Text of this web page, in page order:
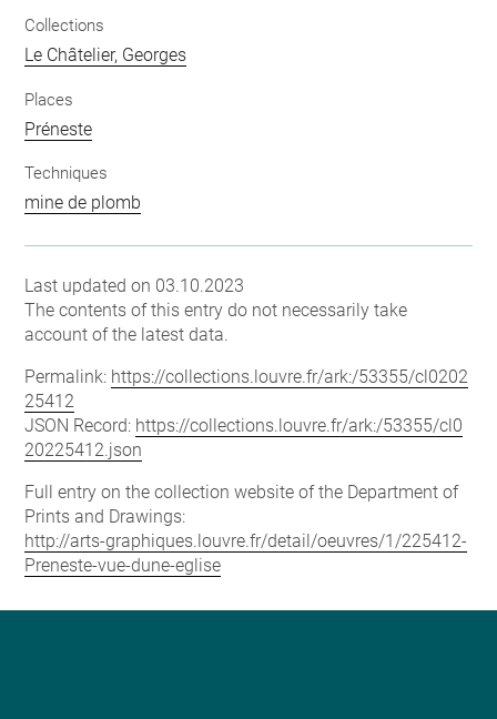
Collections
Le Châtelier, Georges
Places
Préneste
Techniques
mine de plomb
Last updated on 03.10.2023
The contents of this entry do not necessarily take
account of the latest data.
Permalink: https://collections.louvre.fr/ark:/53355/cl0202
25412
JSON Record: https://collections.louvre.fr/ark:/53355/cl0
20225412.json
Full entry on the collection website of the Department of
Prints and Drawings:
http://arts-graphiques.louvre.fr/detail/oeuvres/1/225412-
Preneste-vue-dune-eglise